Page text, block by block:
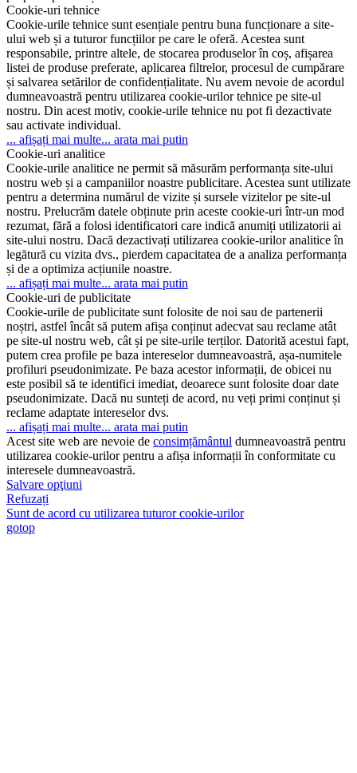
Cookie-uri tehnice
Cookie-urile tehnice sunt esențiale pentru buna funcționare a site-
ului web și a tuturor funcțiilor pe care le oferă. Acestea sunt
responsabile, printre altele, de stocarea produselor în coș, afișarea
listei de produse preferate, aplicarea filtrelor, procesul de cumpărare
și salvarea setărilor de confidențialitate. Nu avem nevoie de acordul
dumneavoastră pentru utilizarea cookie-urilor tehnice pe site-ul
nostru. Din acest motiv, cookie-urile tehnice nu pot fi dezactivate
sau activate individual.
... afișați mai multe... arata mai putin
Cookie-uri analitice
Cookie-urile analitice ne permit să măsurăm performanța site-ului
nostru web și a campaniilor noastre publicitare. Acestea sunt utilizate
pentru a determina numărul de vizite și sursele vizitelor pe site-ul
nostru. Prelucrăm datele obținute prin aceste cookie-uri într-un mod
rezumat, fără a folosi identificatori care indică anumiți utilizatorii ai
site-ului nostru. Dacă dezactivați utilizarea cookie-urilor analitice în
legătură cu vizita dvs., pierdem capacitatea de a analiza performanța
și de a optimiza acțiunile noastre.
... afișați mai multe... arata mai putin
Cookie-uri de publicitate
Cookie-urile de publicitate sunt folosite de noi sau de partenerii
noștri, astfel încât să putem afișa conținut adecvat sau reclame atât
pe site-ul nostru web, cât și pe site-urile terților. Datorită acestui fapt,
putem crea profile pe baza intereselor dumneavoastră, așa-numitele
profiluri pseudonimizate. Pe baza acestor informații, de obicei nu
este posibil să te identifici imediat, deoarece sunt folosite doar date
pseudonimizate. Dacă nu sunteți de acord, nu veți primi conținut și
reclame adaptate intereselor dvs.
... afișați mai multe... arata mai putin
Acest site web are nevoie de consimțământul dumneavoastră pentru
utilizarea cookie-urilor pentru a afișa informații în conformitate cu
interesele dumneavoastră.
Salvare opţiuni
Refuzați
Sunt de acord cu utilizarea tuturor cookie-urilor
gotop